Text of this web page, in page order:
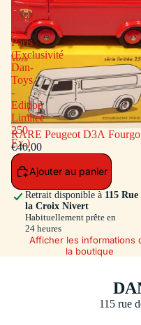
Tôlé
Pompiers
de
Paris
(Exclusivité
Dan-
Toys
-
Edition
Limitée
250
Ex.)
RARE Peugeot D3A
Tôlé Pompiers de Paris
(Exclusivité Dan-Toys -
Limitée 250 Ex.)
€40,00
Ajouter au panier
Retrait disponible à 115 Rue
la Croix Nivert
Habituellement prête en
24 heures
Afficher les informations
la boutique
115 rue